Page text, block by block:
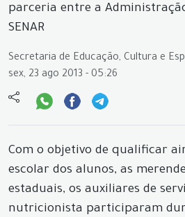
parceria entre a
SENAR
Secretaria de Educação, Cultura e
sex, 23 ago 2013 - 05:26
Com o objetivo de qualificar
escolar dos alunos, as
estaduais, os auxiliares de
nutricionista participaram